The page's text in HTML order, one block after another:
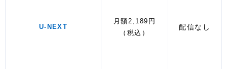
U-NEXT
月額2,189円
（税込）
配信なし